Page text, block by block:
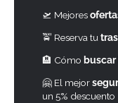
🛫 Mejores
🚖 Reserva tu
🏨 Cómo
🤗 El mejor
un 5% descuento